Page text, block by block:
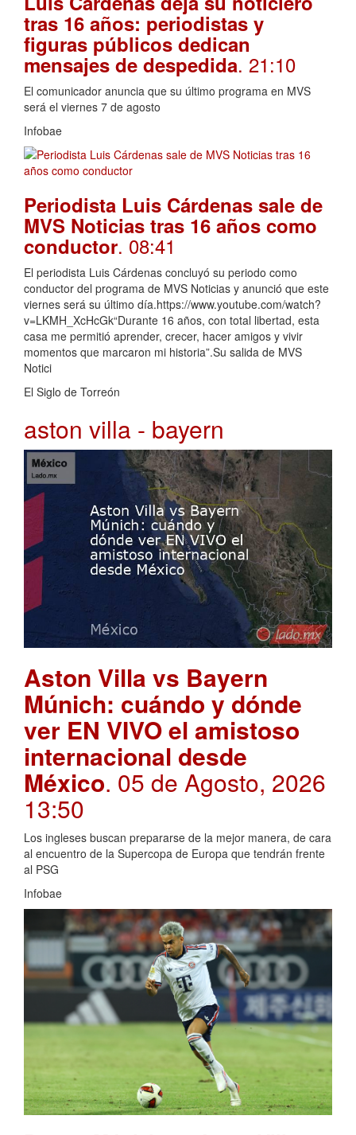
tras 16 años: periodistas y
figuras públicos dedican
mensajes de despedida. 21:10
El comunicador anuncia que su último programa en MVS
será el viernes 7 de agosto
Infobae
Periodista Luis Cárdenas sale de
MVS Noticias tras 16 años como
conductor. 08:41
El periodista Luis Cárdenas concluyó su periodo como
conductor del programa de MVS Noticias y anunció que este
viernes será su último día.https://www.youtube.com/watch?
v=LKMH_XcHcGk“Durante 16 años, con total libertad, esta
casa me permitió aprender, crecer, hacer amigos y vivir
momentos que marcaron mi historia”.Su salida de MVS
Notici
El Siglo de Torreón
aston villa - bayern
Aston Villa vs Bayern
Múnich: cuándo y dónde
ver EN VIVO el amistoso
internacional desde
México. 05 de Agosto, 2026
13:50
Los ingleses buscan prepararse de la mejor manera, de cara
al encuentro de la Supercopa de Europa que tendrán frente
al PSG
Infobae